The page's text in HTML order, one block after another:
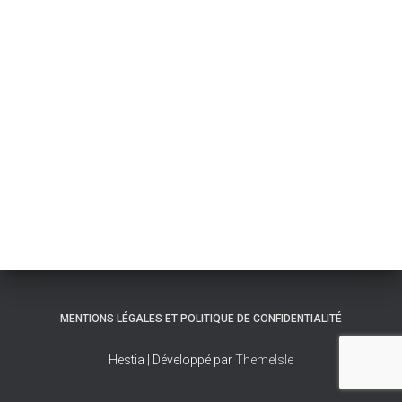
MENTIONS LÉGALES ET POLITIQUE DE CONFIDENTIALITÉ
Hestia | Développé parThemeIsle